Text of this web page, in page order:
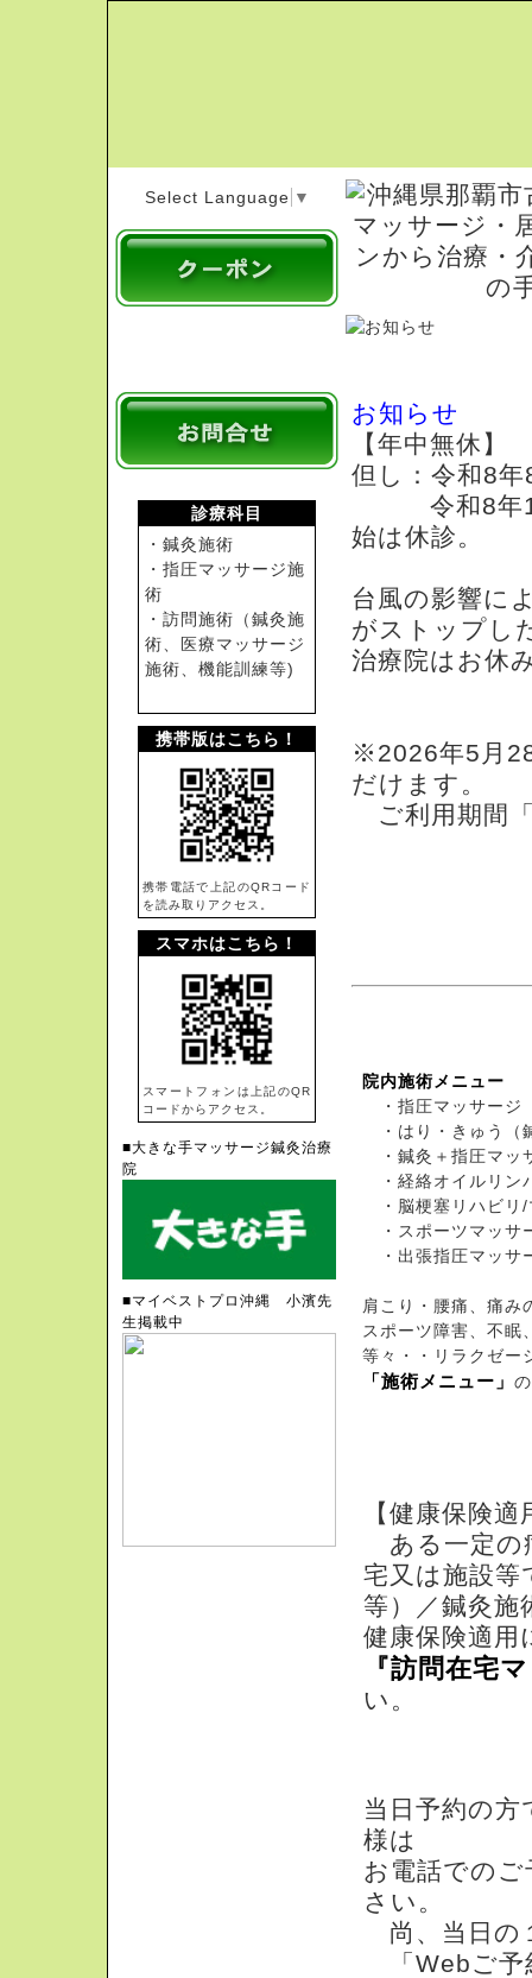
Select Language ▼
診療科目
・鍼灸施術
・指圧マッサージ施
術
・訪問施術（鍼灸施
術、医療マッサージ
施術、機能訓練等)
携帯版はこちら！
携帯電話で上記のQRコード
を読み取りアクセス。
スマホはこちら！
スマートフォンは上記のQR
コードからアクセス。
■大きな手マッサージ鍼灸治療
院
■マイベストプロ沖縄 小濱先
生掲載中
お知らせ
【年中無休】
但し：令和8
令和8年12
始は休診。
台風の影響に
がストップし
治療院はお休
※2026年5月
だけます。
ご利用期間
院内施術メニュー
・指圧マッサージ
・はり・きゅう（
・鍼灸＋指圧マッ
・経絡オイルリン
・脳梗塞リハビリ/
・スポーツマッサ
・出張指圧マッサ
肩こり・腰痛、痛み
スポーツ障害、不眠
等々・・リラクゼー
「施術メニュー」
【健康保険適
ある一定の
宅又は施設等
等）／鍼灸施
健康保険適用
『訪問在宅
い。
当日予約の
様は
お電話での
さい。
尚、当日の
「Webご予